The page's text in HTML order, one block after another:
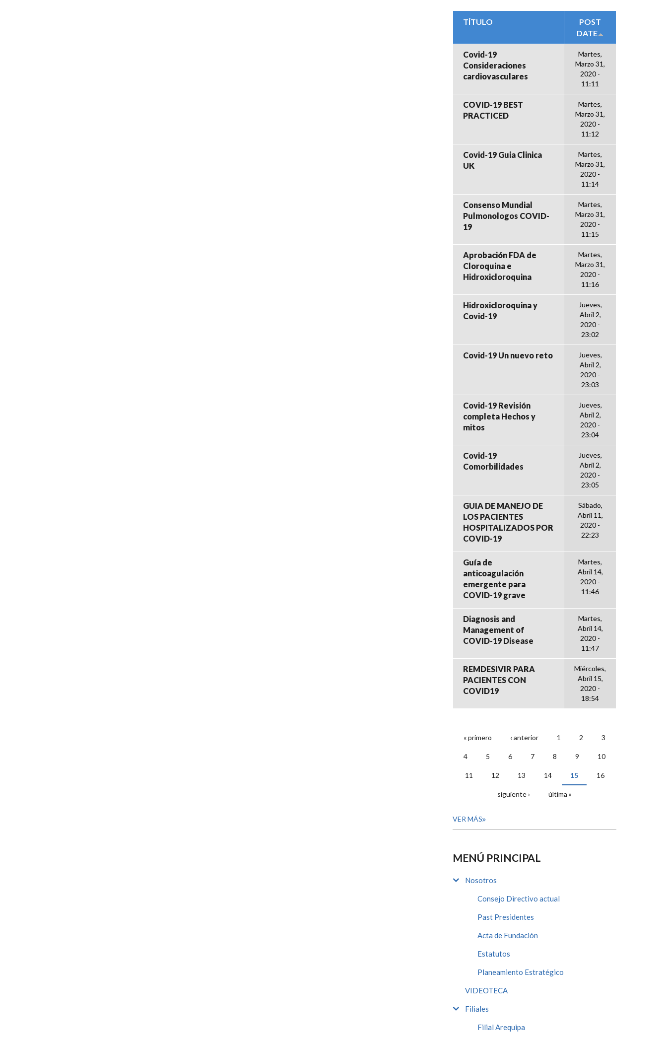
TÍTULO
POST
DATE
Covid-19
Consideraciones
cardiovasculares
Martes,
Marzo 31,
2020 -
11:11
COVID-19 BEST
PRACTICED
Martes,
Marzo 31,
2020 -
11:12
Covid-19 Guia Clinica
UK
Martes,
Marzo 31,
2020 -
11:14
Consenso Mundial
Pulmonologos COVID-
19
Martes,
Marzo 31,
2020 -
11:15
Aprobación FDA de
Cloroquina e
Hidroxicloroquina
Martes,
Marzo 31,
2020 -
11:16
Hidroxicloroquina y
Covid-19
Jueves,
Abril 2,
2020 -
23:02
Covid-19 Un nuevo reto
Jueves,
Abril 2,
2020 -
23:03
Covid-19 Revisión
completa Hechos y
mitos
Jueves,
Abril 2,
2020 -
23:04
Covid-19
Comorbilidades
Jueves,
Abril 2,
2020 -
23:05
GUIA DE MANEJO DE
LOS PACIENTES
HOSPITALIZADOS POR
COVID-19
Sábado,
Abril 11,
2020 -
22:23
Guía de
anticoagulación
emergente para
COVID-19 grave
Martes,
Abril 14,
2020 -
11:46
Diagnosis and
Management of
COVID-19 Disease
Martes,
Abril 14,
2020 -
11:47
REMDESIVIR PARA
PACIENTES CON
COVID19
Miércoles,
Abril 15,
2020 -
18:54
PÁGINAS
« primero ‹ anterior 1 2 3
4 5 6 7 8 9 10
11 12 13 14 15 16
siguiente › última »
VER MÁS
MENÚ PRINCIPAL
Nosotros
Consejo Directivo actual
Past Presidentes
Acta de Fundación
Estatutos
Planeamiento Estratégico
VIDEOTECA
Filiales
Filial Arequipa